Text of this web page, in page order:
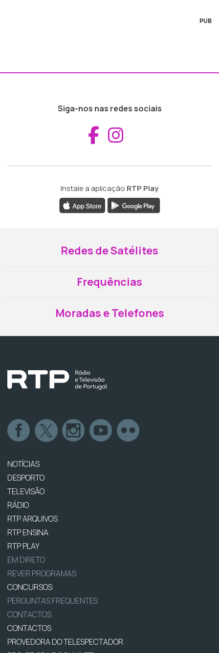
PUB
Siga-nos nas redes sociais
Aceder ao
Instale a aplicação RTP Play
Redes de Satélites
Frequências
Moradas e Telefones
NOTÍCIAS
DESPORTO
TELEVISÃO
RÁDIO
RTP ARQUIVOS
RTP ENSINA
RTP PLAY
EM DIRETO
REVER PROGRAMAS
CONCURSOS
PERGUNTAS FREQUENTES
CONTACTOS
CONTACTOS
PROVEDORA DO TELESPECTADOR